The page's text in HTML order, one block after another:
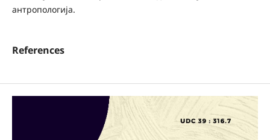
антропологија.
References